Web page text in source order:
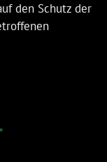
den Schutz der